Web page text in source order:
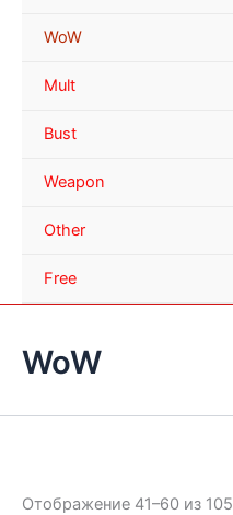
WoW
Mult
Bust
Weapon
Other
Free
WoW
Отображение 41–60 из 105